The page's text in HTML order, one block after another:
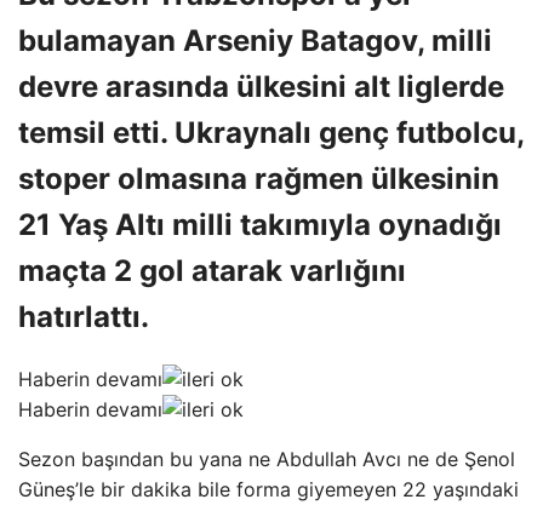
bulamayan Arseniy Batagov, milli
devre arasında ülkesini alt liglerde
temsil etti. Ukraynalı genç futbolcu,
stoper olmasına rağmen ülkesinin
21 Yaş Altı milli takımıyla oynadığı
maçta 2 gol atarak varlığını
hatırlattı.
Haberin devamı
Haberin devamı
Sezon başından bu yana ne Abdullah Avcı ne de Şenol
Güneş’le bir dakika bile forma giyemeyen 22 yaşındaki